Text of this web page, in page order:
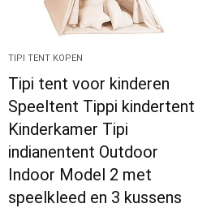
TIPI TENT KOPEN
Tipi tent voor kinderen
Speeltent Tippi kindertent
Kinderkamer Tipi
indianentent Outdoor
Indoor Model 2 met
speelkleed en 3 kussens